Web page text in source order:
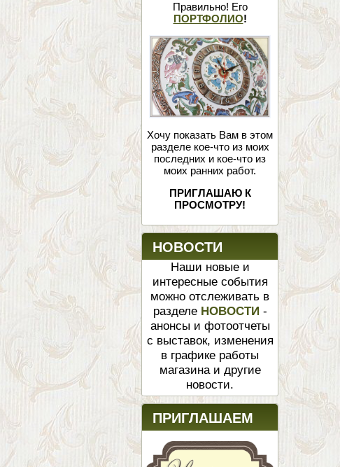
Правильно! Его
ПОРТФОЛИО!
Хочу показать Вам в этом
разделе кое-что из моих
последних и кое-что из
моих ранних работ.
ПРИГЛАШАЮ К
ПРОСМОТРУ!
НОВОСТИ
Наши новые и
интересные события
можно отслеживать в
разделе НОВОСТИ -
анонсы и фотоотчеты
с выставок, изменения
в графике работы
магазина и другие
новости.
ПРИГЛАШАЕМ